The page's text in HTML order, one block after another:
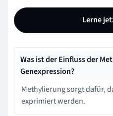
Lerne
Was ist der Einfluss der
Genexpression?
Methylierung sorgt dafür,
exprimiert werden.